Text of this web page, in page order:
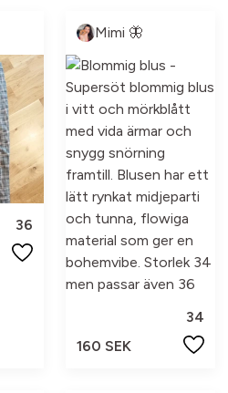
36
Mimi 🦋
34
160 SEK